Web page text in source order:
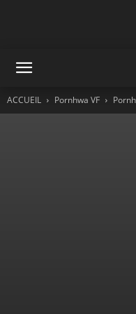
ACCUEIL Pornhwa VF